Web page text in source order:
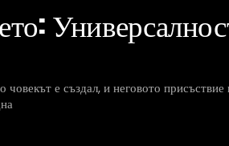
е създал, и неговото присъствие